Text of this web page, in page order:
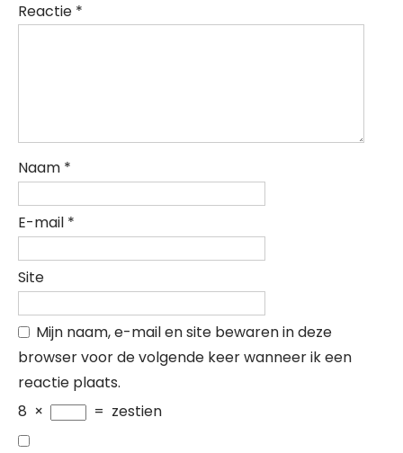
Reactie *
Naam *
E-mail *
Site
Mijn naam, e-mail en site bewaren in deze
browser voor de volgende keer wanneer ik een
reactie plaats.
8 × = zestien